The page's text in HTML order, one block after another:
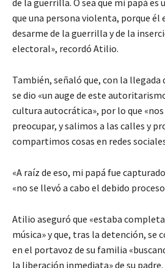
de la guerrilla. O sea que mi papá es
que una persona violenta, porque él
desarme de la guerrilla y de la
electoral», recordó Atilio.
También, señaló que, con la llegada
se dio «un auge de este
cultura autocrática», por lo que
preocupar, y salimos a las calles y
compartimos cosas en redes
«A raíz de eso, mi papá fue
«no se llevó a cabo el debido
Atilio aseguró que «estaba
música» y que, tras la detención, se
en el portavoz de su familia
la liberación inmediata» de su padre.